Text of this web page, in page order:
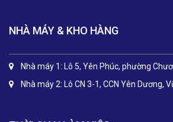
NHÀ MÁY & KHO HÀNG
Nhà máy 1: Lô 5, Yên Phúc, phường
Nhà máy 2: Lô CN 3-1, CCN Yên Dương,